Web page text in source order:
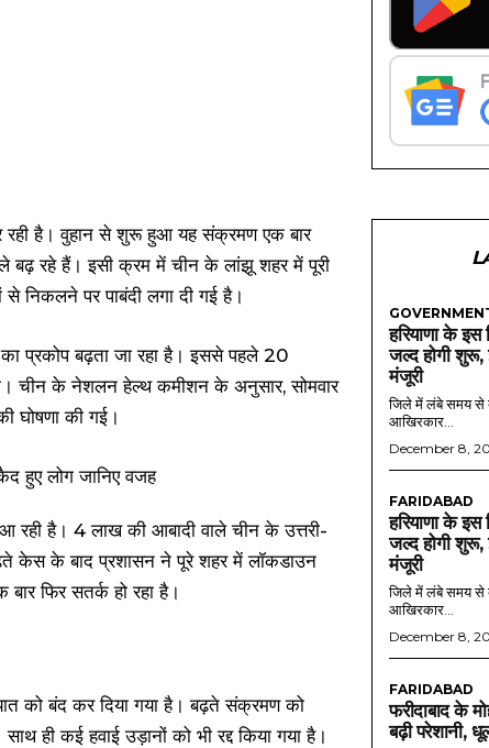
रही है। वुहान से शुरू हुआ यह संक्रमण एक बार
रहे हैं। इसी क्रम में चीन के लांझू शहर में पूरी
निकलने पर पाबंदी लगा दी गई है।
का प्रकोप बढ़ता जा रहा है। इससे पहले 20
चीन के नेशलन हेल्थ कमीशन के अनुसार, सोमवार
घोषणा की गई।
रही है। 4 लाख की आबादी वाले चीन के उत्तरी-
केस के बाद प्रशासन ने पूरे शहर में लॉकडाउन
फिर सतर्क हो रहा है।
को बंद कर दिया गया है। बढ़ते संक्रमण को
ही कई हवाई उड़ानों को भी रद्द किया गया है।
हरियाणा के
जल्द होगी
मंजूरी
जिले में लंबे समय से
आखिरकार...
December 8,
FARIDABAD
हरियाणा के
जल्द होगी
मंजूरी
जिले में लंबे समय से
आखिरकार...
December 8,
FARIDABAD
फरीदाबाद के
बढ़ी परेशानी,